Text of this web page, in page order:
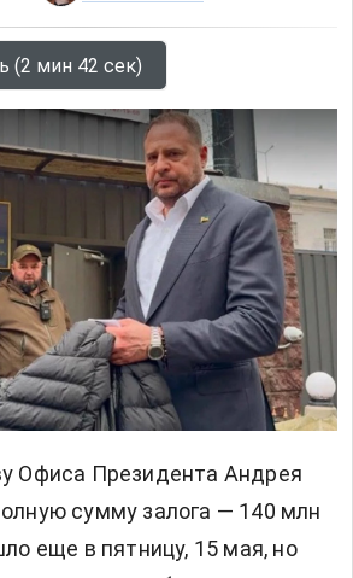
(2 мин 42 сек)
Офиса Президента Андрея
сумму залога — 140 млн
еще в пятницу, 15 мая, но